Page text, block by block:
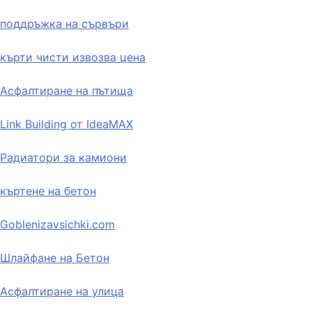
поддръжка на сървъри
кърти чисти извозва цена
Асфалтиране на пътища
Link Building от IdeaMAX
Радиатори за камиони
къртене на бетон
Goblenizavsichki.com
Шлайфане на Бетон
Асфалтиране на улица